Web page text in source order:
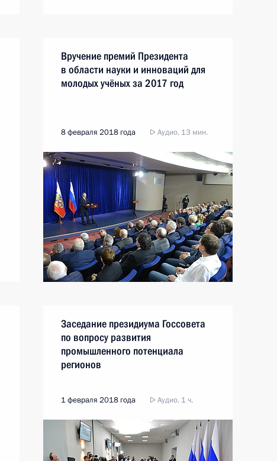
Вручение премий Президента
в области науки и инноваций для
молодых учёных за 2017 год
8 февраля 2018 года Аудио, 13 мин.
Заседание президиума Госсовета
по вопросу развития
промышленного потенциала
регионов
1 февраля 2018 года Аудио, 1 ч.